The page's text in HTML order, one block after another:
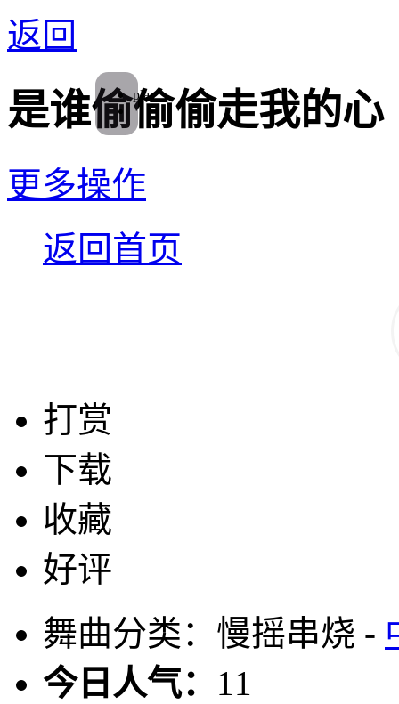
返回
是谁偷偷偷走我的心
更多操作
返回首页
打赏
下载
收藏
好评
舞曲分类：慢摇串烧 -
今日人气： 11
play